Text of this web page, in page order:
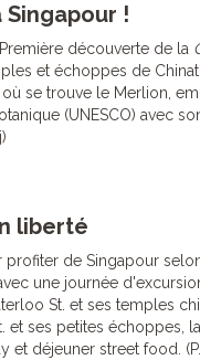
Singapour !
découverte de la
et échoppes de
où se trouve le Merlion,
(UNESCO) avec
liberté
de Singapour
une journée
St. et ses temples
et ses petites échoppes,
et déjeuner street food.